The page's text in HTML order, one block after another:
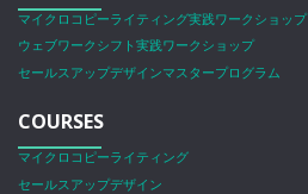
マイクロコピーライティング実践ワークショップ
ウェブワークシフト実践ワークショップ
セールスアップデザインマスタープログラム
COURSES
マイクロコピーライティング
セールスアップデザイン